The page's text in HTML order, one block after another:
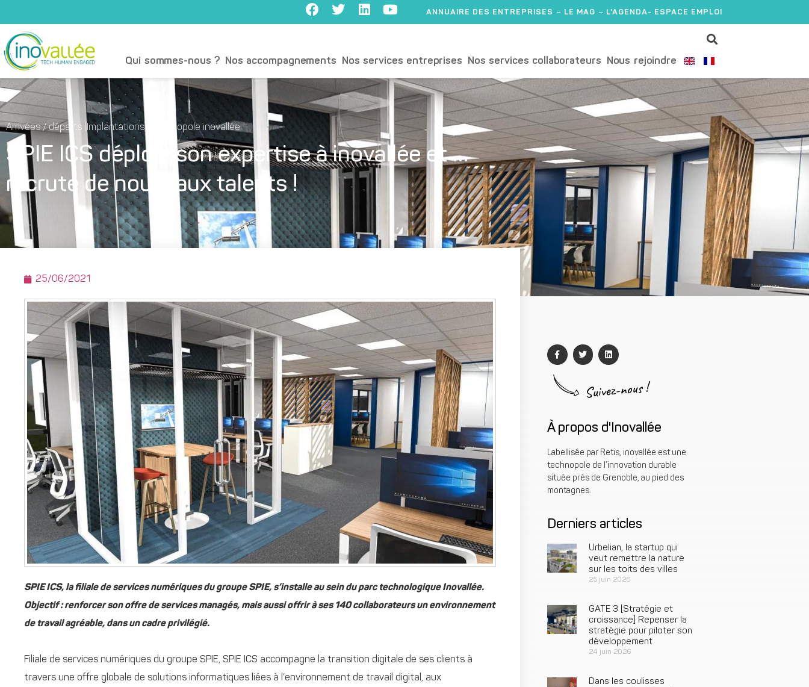
ANNUAIRE DES ENTREPRISES LE MAG L'AGENDA- ESPACE EMPLOI
Qui sommes-nous ? Nos accompagnements Nos services entreprises Nos services collaborateurs Nous rejoindre
Arrivées / départs (Implantations) Technopole inovallée
SPIE ICS déploie son expertise à inovallée et …
recrute de nouveaux talents !
25/06/2021
SPIE ICS, la filiale de services numériques du groupe SPIE, s’installe au sein du parc technologique Inovallée.
Objectif : renforcer son offre de services managés, mais aussi offrir à ses 140 collaborateurs un environnement
de travail agréable, dans un cadre privilégié.
Filiale de services numériques du groupe SPIE, SPIE ICS accompagne la transition digitale de ses clients à
travers une offre globale de solutions informatiques liées à l’environnement de travail digital, aux
Suivez-nous !
À propos d'Inovallée
Labellisée par Retis, inovallée est une
technopole de l’innovation durable
située près de Grenoble, au pied des
montagnes.
Derniers articles
Urbelian, la startup qui
veut remettre la nature
sur les toits des villes
25 juin 2026
GATE 3 [Stratégie et
croissance] Repenser la
stratégie pour piloter son
développement
24 juin 2026
Dans les coulisses